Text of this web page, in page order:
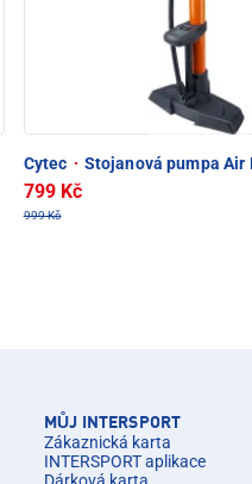
Cytec · Stojanová pumpa Air
799 Kč
999 Kč
MŮJ INTERSPORT
Zákaznická karta
INTERSPORT aplikace